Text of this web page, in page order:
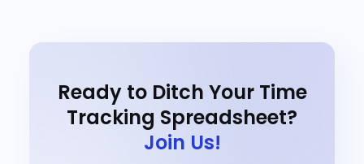
Ready to Ditch Your Time
Tracking Spreadsheet?
Join Us!